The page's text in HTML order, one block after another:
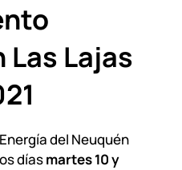
Lajas
del Neuquén
díasmartes 10 y